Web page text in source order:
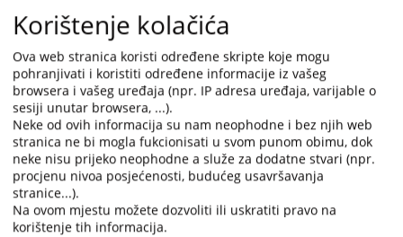
Interaktivna mapa o radu sudova u BiH
Online pristup sudskim predmetima
"E-sud" - Mobilna aplikacija za pristup sudskim
predmetima
Raspored suđenja
Kalkulator sudskih taksi
Kalkulator troškova sudskih postupaka
Video materijali
Informativni materijali
Sedmice sudske nagodbe
Ostale informacije
Korištenje kolačića
Ova web stranica koristi određene skripte koje mogu
pohranjivati i koristiti određene informacije iz vašeg
browsera i vašeg uređaja (npr. IP adresa uređaja, varijable o
sesiji unutar browsera, ...).
Neke od ovih informacija su nam neophodne i bez njih web
stranica ne bi mogla fukcionisati u svom punom obimu, dok
neke nisu prijeko neophodne a služe za dodatne stvari (npr.
procjenu nivoa posjećenosti, budućeg usavršavanja
stranice...).
Na ovom mjestu možete dozvoliti ili uskratiti pravo na
korištenje tih informacija.